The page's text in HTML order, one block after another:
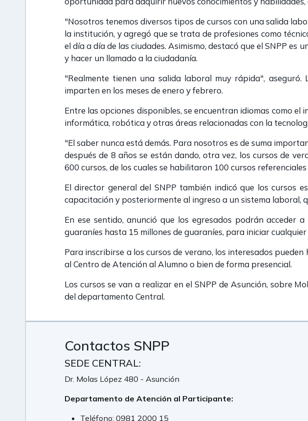
"Nosotros tenemos diversos tipos de cursos con una salida
la institución, y agregó que se trata de profesiones como
el día a día de las ciudades. Asimismo, destacó que el SNPP
y hacer un llamado a la ciudadanía.
"Realmente tienen una salida laboral muy rápida",
imparten en los meses de enero y febrero.
Entre las opciones disponibles, se encuentran idiomas como
informática, robótica y otras áreas relacionadas con la
"El saber nunca está demás. Para nosotros es de suma
después de 8 años se están dando, otra vez, los cursos de
600 cursos, de los cuales se habilitaron 100 cursos
El director general del SNPP también indicó que los cursos
capacitación y posteriormente al ingreso a un sistema laboral,
En ese sentido, anunció que los egresados podrán acceder
guaraníes hasta 15 millones de guaraníes, para iniciar
Para inscribirse a los cursos de verano, los interesados
al Centro de Atención al Alumno o bien de forma presencial.
Los cursos se van a realizar en el SNPP de Asunción, sobre
del departamento Central.
Contactos SNPP
SEDE CENTRAL:
Dr. Molas López 480 - Asunción
Departamento de Atención al Participante:
Teléfono: 0981 2000 15